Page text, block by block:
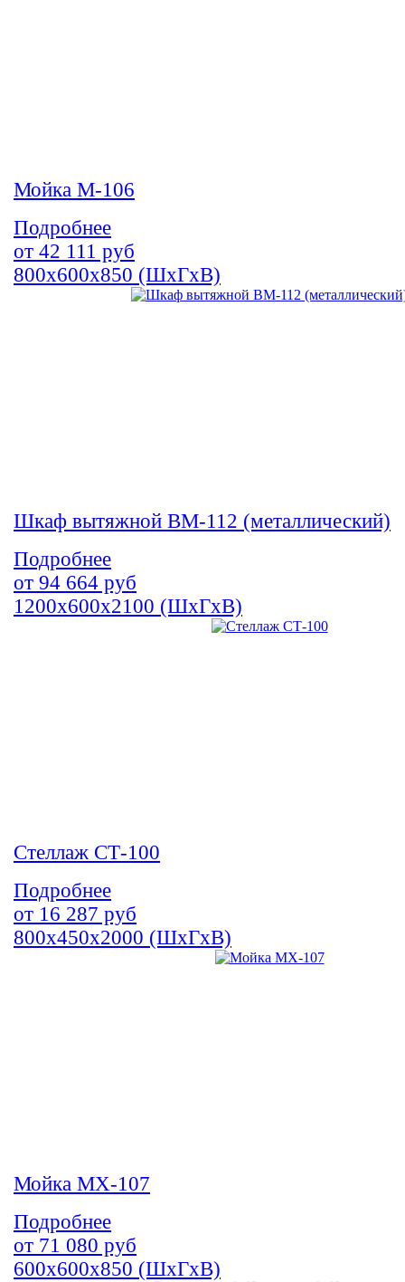
Мойка М-106
Подробнее
от 42 111 руб
800х600х850 (ШхГхВ)
Шкаф вытяжной ВМ-112 (металлический)
Подробнее
от 94 664 руб
1200х600х2100 (ШхГхВ)
Стеллаж СТ-100
Подробнее
от 16 287 руб
800х450х2000 (ШхГхВ)
Мойка МХ-107
Подробнее
от 71 080 руб
600х600х850 (ШхГхВ)